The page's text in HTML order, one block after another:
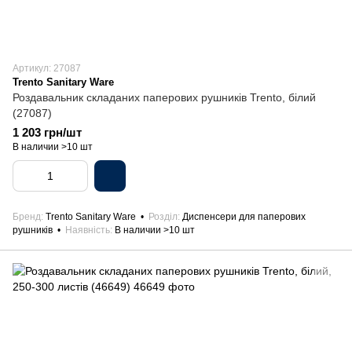
Артикул: 27087
Trento Sanitary Ware
Роздавальник складаних паперових рушників Trento, білий
(27087)
1 203 грн/шт
В наличии >10 шт
Бренд Trento Sanitary Ware Розділ Диспенсери для паперових
рушників
Наявність В наличии >10 шт